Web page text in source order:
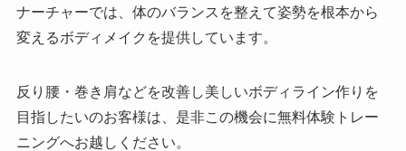
ナーチャーでは、体のバランスを整えて姿勢を根本から
変えるボディメイクを提供しています。
反り腰・巻き肩などを改善し美しいボディライン作りを
目指したいのお客様は、是非この機会に無料体験トレー
ニングへお越しください。